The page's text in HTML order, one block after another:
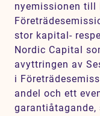
nyemissionen till
stor kapital-
Nordic Capital
avyttringen av
i
andel och ett
garantiåtagande,